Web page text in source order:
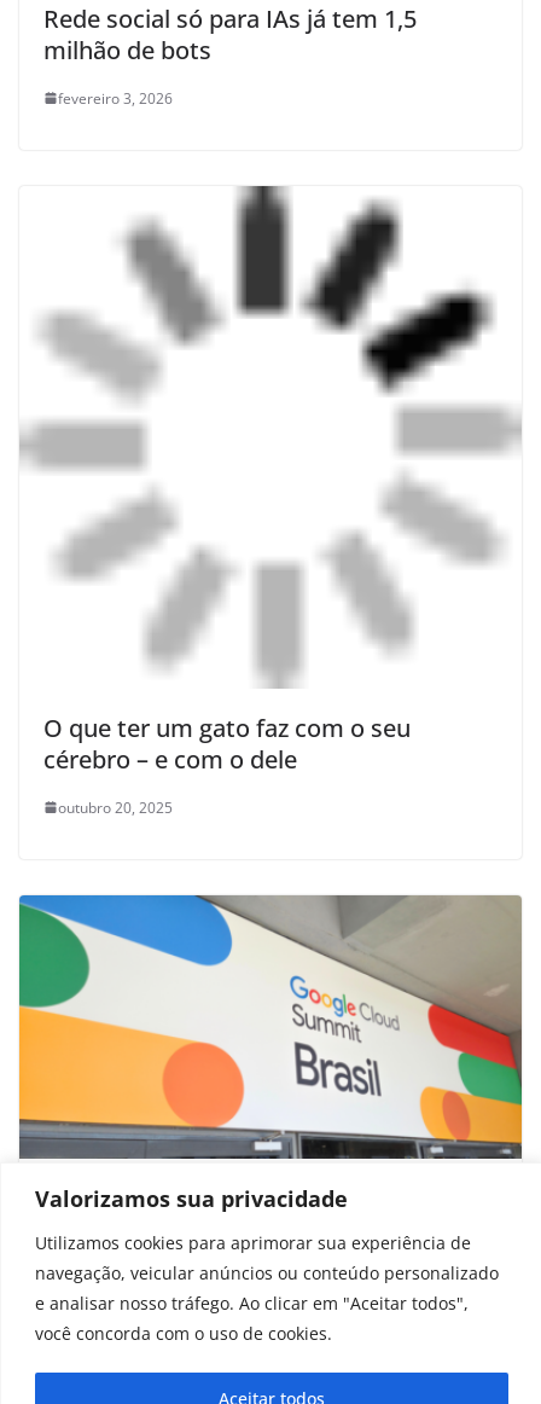
Valorizamos sua privacidade
Utilizamos cookies para aprimorar sua experiência de
navegação, veicular anúncios ou conteúdo personalizado
e analisar nosso tráfego. Ao clicar em "Aceitar todos",
você concorda com o uso de cookies.
Aceitar todos
Rede social só para IAs já tem 1,5
milhão de bots
fevereiro 3, 2026
O que ter um gato faz com o seu
cérebro – e com o dele
outubro 20, 2025
Google vai treinar 200 mil pessoas em
IA de graça; veja como participar
setembro 10, 2025